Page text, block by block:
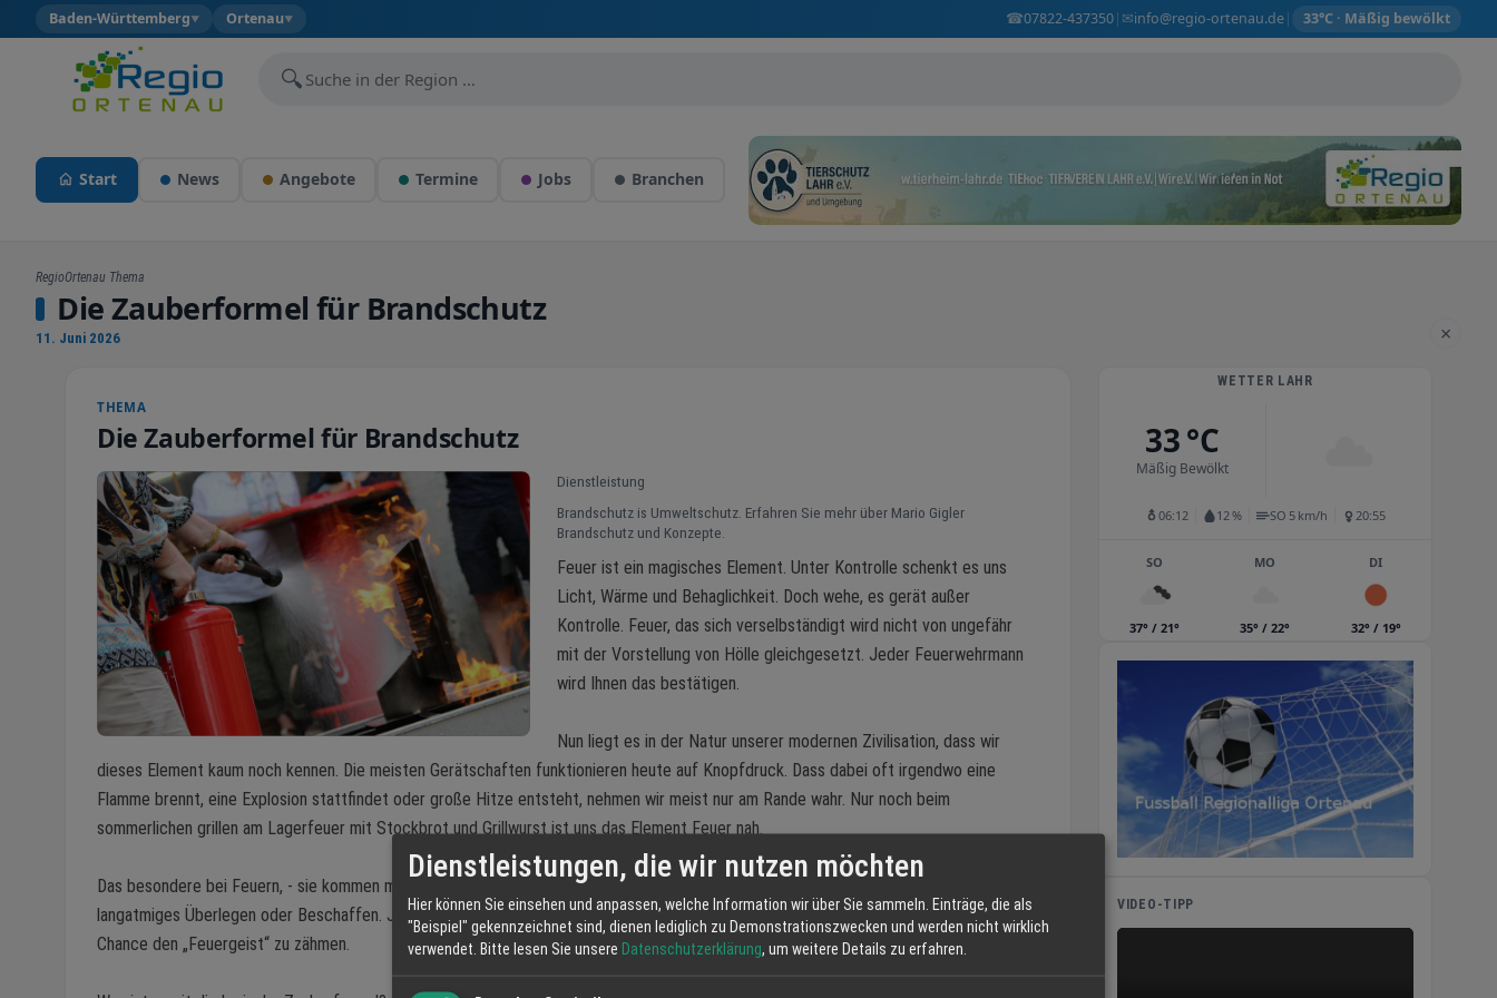
Baden-Württemberg▼ Ortenau▼ ☎07822-437350| ✉info@regio-ortenau.de| 33°C · Mäßig bewölkt
🔍
Start News Angebote Termine Jobs Branchen
RegioOrtenau Thema
Die Zauberformel für Brandschutz
11. Juni 2026 ×
THEMA
Die Zauberformel für Brandschutz
Dienstleistung
Brandschutz is Umweltschutz. Erfahren Sie mehr über Mario Gigler
Brandschutz und Konzepte.
Feuer ist ein magisches Element. Unter Kontrolle schenkt es uns
Licht, Wärme und Behaglichkeit. Doch wehe, es gerät außer
Kontrolle. Feuer, das sich verselbständigt wird nicht von ungefähr
mit der Vorstellung von Hölle gleichgesetzt. Jeder Feuerwehrmann
wird Ihnen das bestätigen.
Nun liegt es in der Natur unserer modernen Zivilisation, dass wir
dieses Element kaum noch kennen. Die meisten Gerätschaften funktionieren heute auf Knopfdruck. Dass dabei oft irgendwo eine
Flamme brennt, eine Explosion stattfindet oder große Hitze entsteht, nehmen wir meist nur am Rande wahr. Nur noch beim
sommerlichen grillen am Lagerfeuer mit Stockbrot und Grillwurst ist uns das Element Feuer nah.
Das besondere bei Feuern, - sie kommen meist überraschend und ohne Vorankündigung. Es ist meist kaum oder gar keine Zeit, für
langatmiges Überlegen oder Beschaffen. Je weniger wir erschrecken, je ruhiger und wissender wir handeln, desto größer wird die
Chance den „Feuergeist“ zu zähmen.
WETTER LAHR
33 °C
Mäßig Bewölkt
06:12 12 % SO 5 km/h 20:55
SO
37° / 21°
MO
35° / 22°
DI
32° / 19°
VIDEO-TIPP
Dienstleistungen, die wir nutzen möchten
Hier können Sie einsehen und anpassen, welche Information wir über Sie sammeln. Einträge, die als
"Beispiel" gekennzeichnet sind, dienen lediglich zu Demonstrationszwecken und werden nicht wirklich
verwendet. Bitte lesen Sie unsere Datenschutzerklärung, um weitere Details zu erfahren.